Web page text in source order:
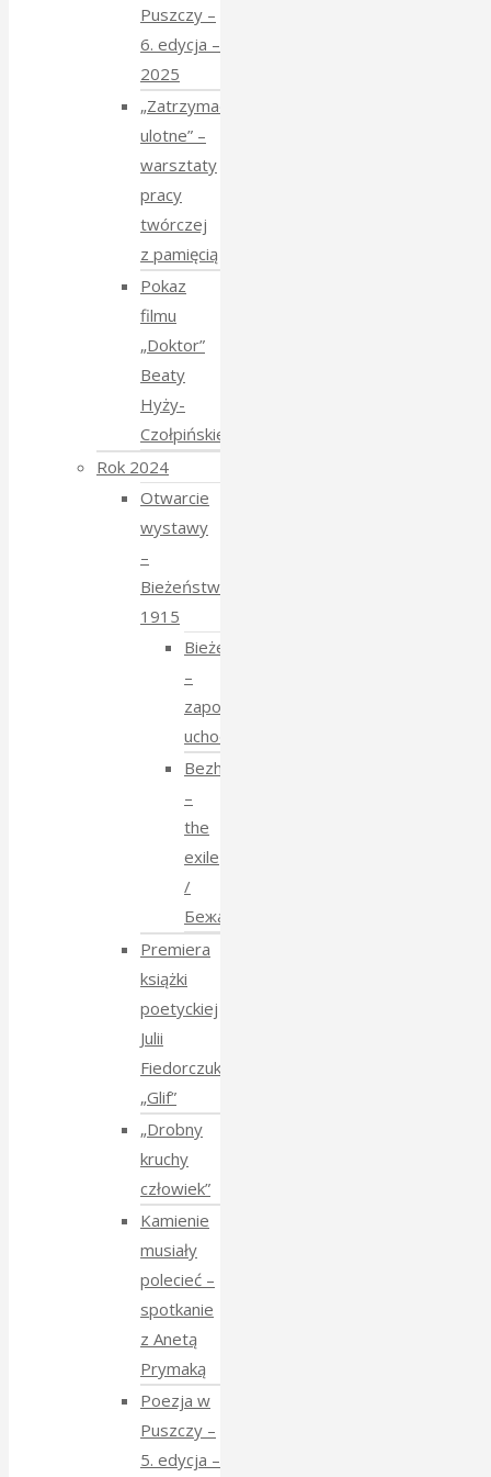
Puszczy –
6. edycja –
2025
„Zatrzymać
ulotne” –
warsztaty
pracy
twórczej
z pamięcią
Pokaz
filmu
„Doktor”
Beaty
Hyży-
Czołpińskiej
Rok 2024
Otwarcie
wystawy
–
Bieżeństwo
1915
Bieżeństwo
–
zapomniane
uchodźstwo
Bezhenstvo
–
the
exile
/
Бежанства
Premiera
książki
poetyckiej
Julii
Fiedorczuk
„Glif”
„Drobny
kruchy
człowiek”
Kamienie
musiały
polecieć –
spotkanie
z Anetą
Prymaką
Poezja w
Puszczy –
5. edycja –